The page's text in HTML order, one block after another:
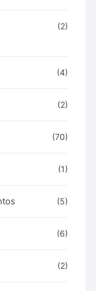
(2)
(4)
(2)
(70)
(1)
(5)
(6)
(2)